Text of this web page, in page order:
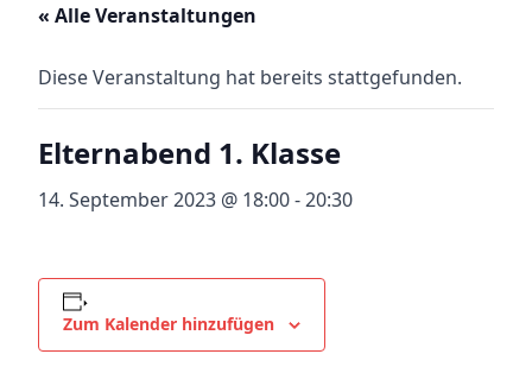
« Alle Veranstaltungen
Diese Veranstaltung hat bereits stattgefunden.
Elternabend 1. Klasse
14. September 2023 @ 18:00-20:30
Zum Kalender hinzufügen